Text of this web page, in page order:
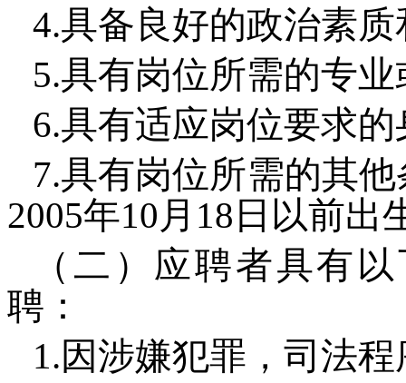
4.具备良好的政治素
5.具有岗位所需的专
6.具有适应岗位要求
7.具有岗位所需的其
2005年10月18日以前出
（二）应聘者具有
聘：
1.因涉嫌犯罪，司法